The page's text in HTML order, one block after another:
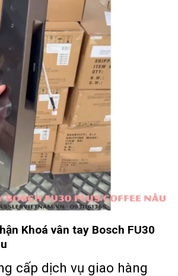
Khoá vân tay Bosch FU30
cấp dịch vụ giao hàng